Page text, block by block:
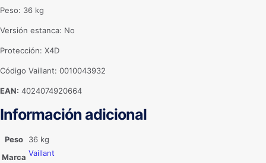
Peso: 36 kg
Versión estanca: No
Protección: X4D
Código Vaillant: 0010043932
EAN: 4024074920664
Información adicional
Peso
36 kg
Marca Vaillant